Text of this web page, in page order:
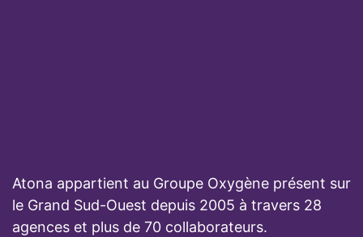
Atona appartient au Groupe Oxygène présent sur
le Grand Sud-Ouest depuis 2005 à travers 28
agences et plus de 70 collaborateurs.